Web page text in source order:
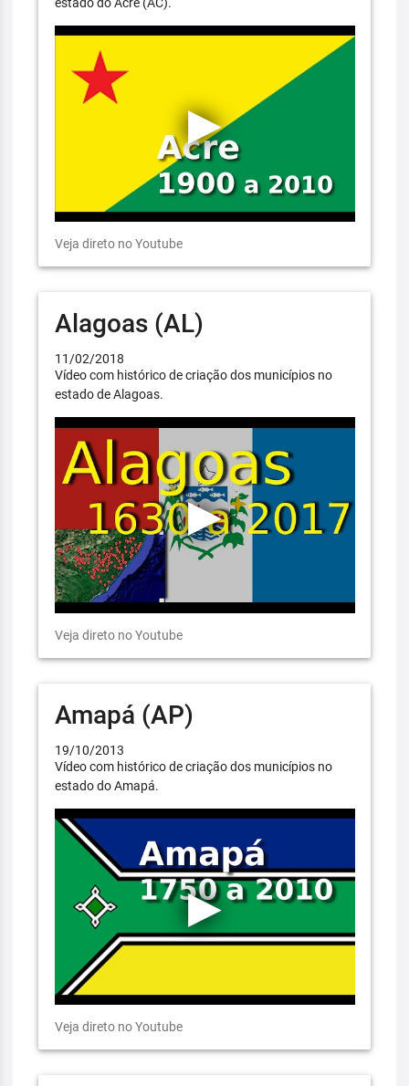
Veja direto no Youtube
Alagoas (AL)
11/02/2018
Vídeo com histórico de criação dos municípios no
estado de Alagoas.
Veja direto no Youtube
Amapá (AP)
19/10/2013
Vídeo com histórico de criação dos municípios no
estado do Amapá.
Veja direto no Youtube